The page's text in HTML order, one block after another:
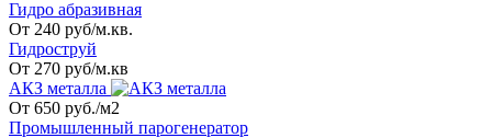
Гидро абразивная
От 240 руб/м.кв.
Гидроструй
От 270 руб/м.кв
АКЗ металла
От 650 руб./м2
Промышленный парогенератор